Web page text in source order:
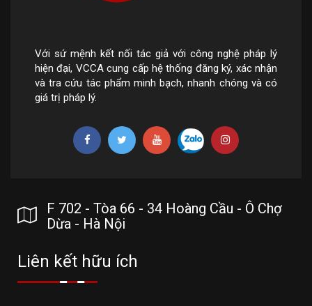
Với sứ mệnh kết nối tác giả với công nghệ pháp lý
hiện đại, VCCA cung cấp hệ thống đăng ký, xác nhận
và tra cứu tác phẩm minh bạch, nhanh chóng và có
giá trị pháp lý.
F 702 - Tòa 66 - 34 Hoàng Cầu - Ô Chợ
Dừa - Hà Nội
Liên kết hữu ích